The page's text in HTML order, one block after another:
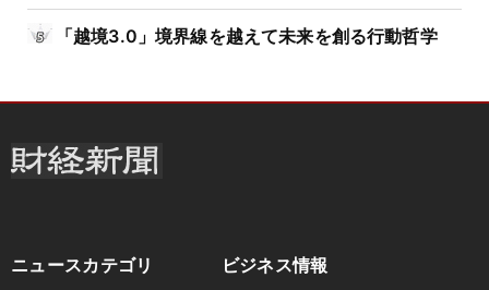
「越境3.0」境界線を越えて未来を創る行動哲学
ニュースカテゴリ ビジネス情報